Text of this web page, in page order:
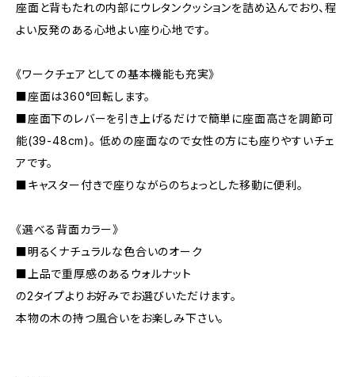
座面と背もたれの内部にウレタンクッションを詰め込んでおり、程
よい反発のある心地よい座り心地です。
《ワークチェアとしての基本機能も充実》
■座面は360°回転します。
■座面下のレバーを引き上げるだけで簡単に座面高さを調節可
能(39-48cm)。 低めの座面なので女性の方にも座りやすいチェ
アです。
■キャスター付きで座りながらのちょっとした移動に便利。
《選べる背面カラー》
■明るくナチュラルな色合いのオーク
■上品で重厚感のあるウォルナット
の2タイプよりお好みでお選びいただけます。
本物の木の持つ風合いをお楽しみ下さい。